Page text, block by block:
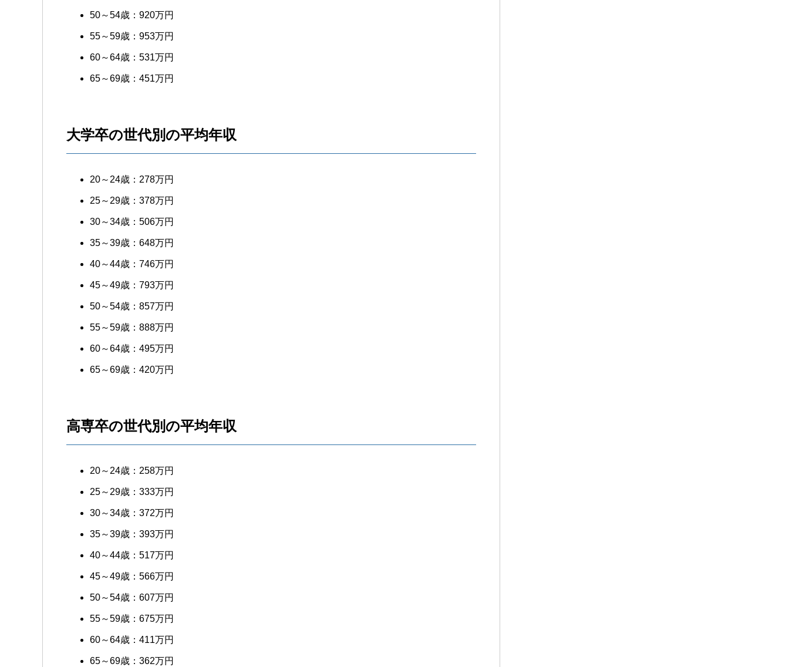
50～54歳：920万円
55～59歳：953万円
60～64歳：531万円
65～69歳：451万円
大学卒の世代別の平均年収
20～24歳：278万円
25～29歳：378万円
30～34歳：506万円
35～39歳：648万円
40～44歳：746万円
45～49歳：793万円
50～54歳：857万円
55～59歳：888万円
60～64歳：495万円
65～69歳：420万円
高専卒の世代別の平均年収
20～24歳：258万円
25～29歳：333万円
30～34歳：372万円
35～39歳：393万円
40～44歳：517万円
45～49歳：566万円
50～54歳：607万円
55～59歳：675万円
60～64歳：411万円
65～69歳：362万円